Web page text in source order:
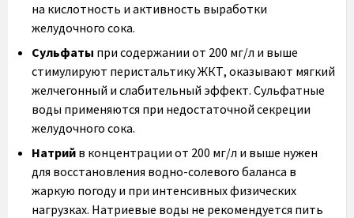
на кислотность и активность выработки
желудочного сока.
Сульфаты при содержании от 200 мг/л и выше
стимулируют перистальтику ЖКТ, оказывают мягкий
желчегонный и слабительный эффект. Сульфатные
воды применяются при недостаточной секреции
желудочного сока.
Натрий в концентрации от 200 мг/л и выше нужен
для восстановления водно-солевого баланса в
жаркую погоду и при интенсивных физических
нагрузках. Натриевые воды не рекомендуется пить